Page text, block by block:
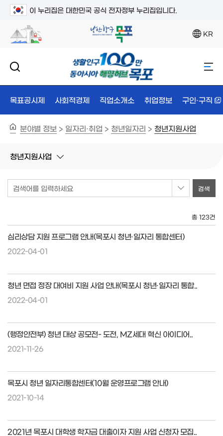
이 누리집은 대한민국 공식 전자정부 누리집입니다.
KR
목표공시제 사회적경제 직업소개소 취업정보 구인·구직
분야별 정보 > 일자리·취업 > 청년일자리 > 청년지원사업
청년지원사업
검색어를 입력하세요
총 123건
심리상담 지원 프로그램 안내(목포시 청년·일자리 통합센터)
2022-04-01
청년 면접 정장 대여비 지원 사업 안내(목포시 청년·일자리 통합..
2022-04-01
(행정안전부) 청년 대상 공모전- 도전, MZ세대 혁신 아이디어..
2021-11-26
목포시 청년 일자리통합센터(10월 운영프로그램 안내)
2021-10-14
2021년 목포시 대학생 학자금 대출이자 지원 사업 신청자 모집..